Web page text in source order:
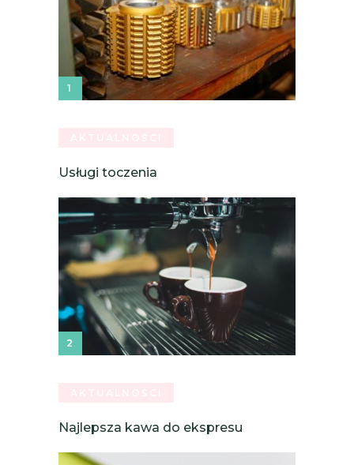
Usługi toczenia
Najlepsza kawa do ekspresu